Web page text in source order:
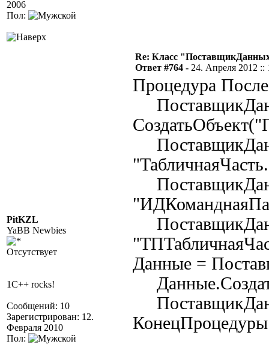
2006
Пол:
PitKZL
YaBB Newbies
Отсутствует
1C++ rocks!
Сообщений: 10
Зарегистрирован: 12.
Февраля 2010
Пол:
Re: Класс
Ответ #764 - 24. Апреля 2012 ::
Процедура
Данные =
КонецПроцедуры